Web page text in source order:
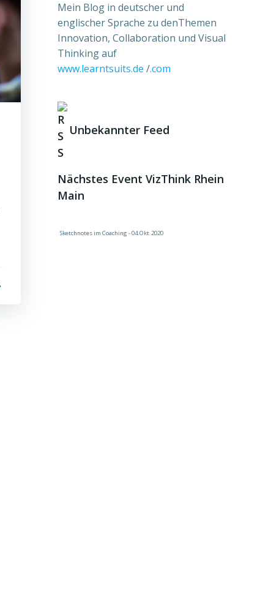
Mein Blog in deutscher und
englischer Sprache zu denThemen
Innovation, Collaboration und Visual
Thinking auf
www.learntsuits.de /.com
Unbekannter Feed
Nächstes Event VizThink Rhein
Main
Sketchnotes im Coaching - 04.Okt.2020